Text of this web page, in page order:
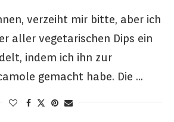
verzeiht mir bitte, aber ich
aller vegetarischen Dips ein
indem ich ihn zur
gemacht habe. Die …